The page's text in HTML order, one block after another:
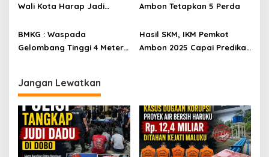
Wali Kota Harap Jadi
Ambon Tetapkan 5 Perda
BMKG : Waspada
Gelombang Tinggi 4 Meter
Hasil SKM, IKM Pemkot
Ambon 2025 Capai Predikat
Jangan Lewatkan